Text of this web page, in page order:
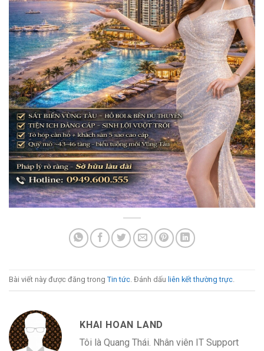
Bài viết này được đăng trong Tin tức. Đánh dấu liên kết thường trực.
KHAI HOAN LAND
Tôi là Quang Thái. Nhân viên IT Support